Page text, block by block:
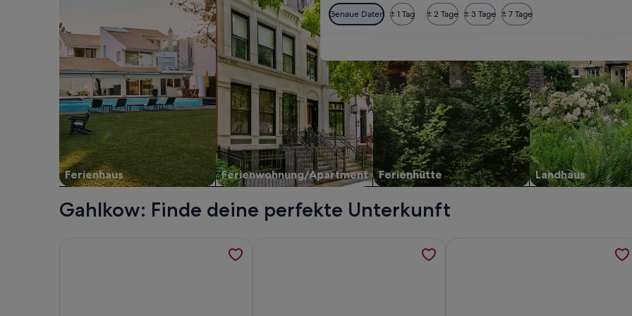
Genaue Daten ± 1 Tag ± 2 Tage ± 3 Tage ± 7 Tage
Ferienhaus Ferienwohnung/Apartment Ferienhütte Landhaus
Gahlkow: Finde deine perfekte Unterkunft